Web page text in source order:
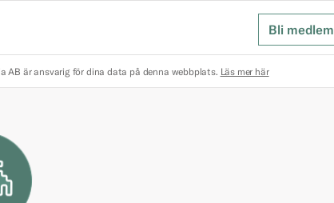
Bli medlem
AB är ansvarig för dina data på denna webbplats. Läs mer här